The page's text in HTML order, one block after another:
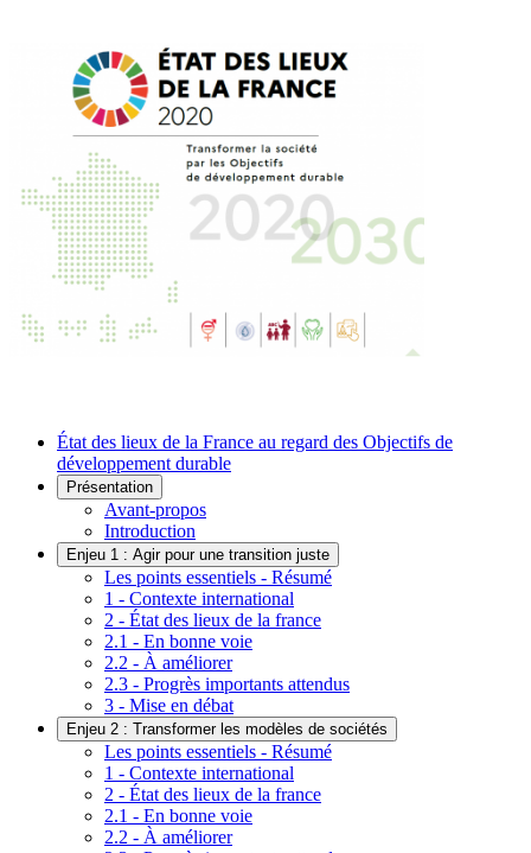
État des lieux de la France au regard des Objectifs de
développement durable
Présentation
Avant-propos
Introduction
Enjeu 1 : Agir pour une transition juste
Les points essentiels - Résumé
1 - Contexte international
2 - État des lieux de la france
2.1 - En bonne voie
2.2 - À améliorer
2.3 - Progrès importants attendus
3 - Mise en débat
Enjeu 2 : Transformer les modèles de sociétés
Les points essentiels - Résumé
1 - Contexte international
2 - État des lieux de la france
2.1 - En bonne voie
2.2 - À améliorer